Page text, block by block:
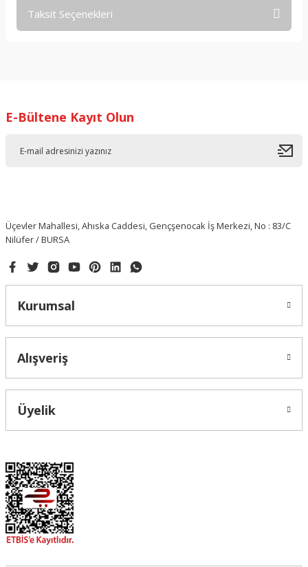
Taksit Seçenekleri
E-Bültene Kayıt Olun
Üçevler Mahallesi, Ahıska Caddesi, Gençşenocak İş Merkezi, No : 83/C
Nilüfer / BURSA
Kurumsal
Alışveriş
Üyelik